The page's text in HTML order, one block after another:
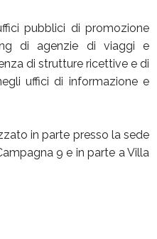
pubblici di promozione
di agenzie di viaggi e
di strutture ricettive e di
uffici di informazione e
in parte presso la sede
9 e in parte a Villa